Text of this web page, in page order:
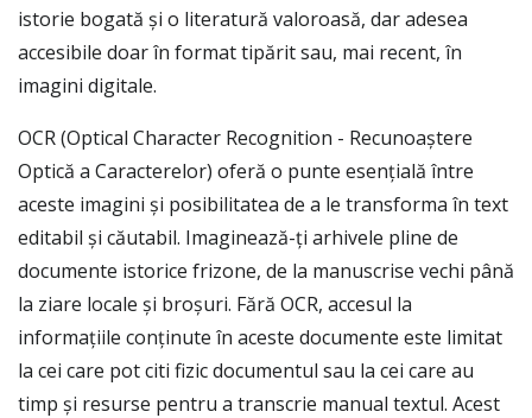
istorie bogată și o literatură valoroasă, dar adesea
accesibile doar în format tipărit sau, mai recent, în
imagini digitale.
OCR (Optical Character Recognition - Recunoaștere
Optică a Caracterelor) oferă o punte esențială între
aceste imagini și posibilitatea de a le transforma în text
editabil și căutabil. Imaginează-ți arhivele pline de
documente istorice frizone, de la manuscrise vechi până
la ziare locale și broșuri. Fără OCR, accesul la
informațiile conținute în aceste documente este limitat
la cei care pot citi fizic documentul sau la cei care au
timp și resurse pentru a transcrie manual textul. Acest